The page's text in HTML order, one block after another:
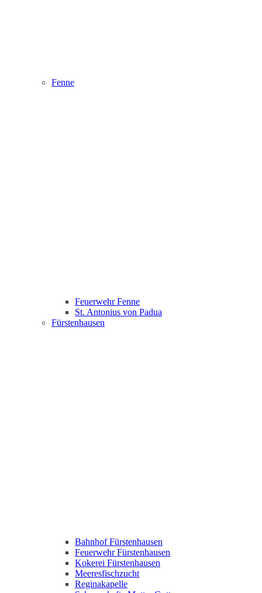
Fenne
Feuerwehr Fenne
St. Antonius von Padua
Fürstenhausen
Bahnhof Fürstenhausen
Feuerwehr Fürstenhausen
Kokerei Fürstenhausen
Meeresfischzucht
Reginakapelle